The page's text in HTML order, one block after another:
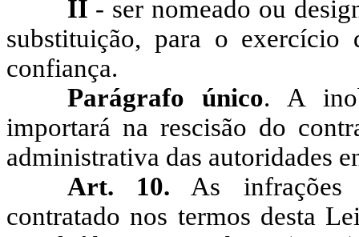
II - ser nomeado ou
substituição, para o
confiança.
Parágrafo único. A
importará na rescisão do
administrativa das autoridades
Art. 10. As infrações
contratado nos termos desta